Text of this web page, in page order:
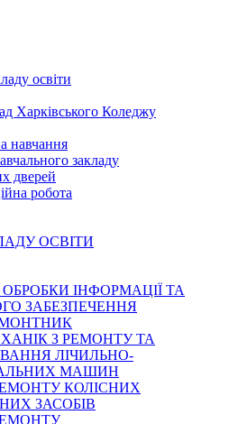
освіти
Харківського Коледжу
навчання
закладу
дверей
робота
ОСВІТИ
ІНФОРМАЦІЇ ТА
ЗАБЕЗПЕЧЕННЯ
З РЕМОНТУ ТА
ЛІЧИЛЬНО-
МАШИН
КОЛІСНИХ
ЗАСОБІВ